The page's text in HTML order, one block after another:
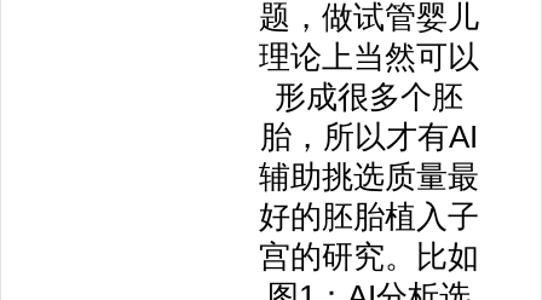
题，做试管婴儿
理论上当然可以
形成很多个胚
胎，所以才有AI
辅助挑选质量最
好的胚胎植入子
宫的研究。比如